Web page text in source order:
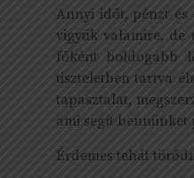
Annyi időt, pénzt és
vigyük valamire, de
főként boldogabb
tiszteletben tartva
tapasztalat,
ami segít
Érdemes tehát